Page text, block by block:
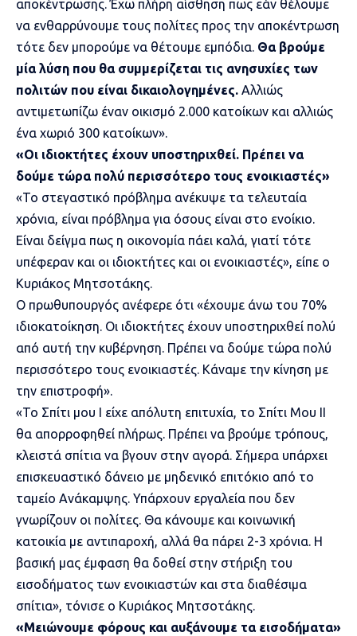
αποκέντρωσης. Έχω πλήρη αίσθηση πως εάν θέλουμε
να ενθαρρύνουμε τους πολίτες προς την αποκέντρωση
τότε δεν μπορούμε να θέτουμε εμπόδια. Θα βρούμε
μία λύση που θα συμμερίζεται τις ανησυχίες των
πολιτών που είναι δικαιολογημένες. Αλλιώς
αντιμετωπίζω έναν οικισμό 2.000 κατοίκων και αλλιώς
ένα χωριό 300 κατοίκων».
«Οι ιδιοκτήτες έχουν υποστηριχθεί. Πρέπει να
δούμε τώρα πολύ περισσότερο τους ενοικιαστές»
«Το στεγαστικό πρόβλημα ανέκυψε τα τελευταία
χρόνια, είναι πρόβλημα για όσους είναι στο ενοίκιο.
Είναι δείγμα πως η οικονομία πάει καλά, γιατί τότε
υπέφεραν και οι ιδιοκτήτες και οι ενοικιαστές», είπε ο
Κυριάκος Μητσοτάκης.
Ο πρωθυπουργός ανέφερε ότι «έχουμε άνω του 70%
ιδιοκατοίκηση. Οι ιδιοκτήτες έχουν υποστηριχθεί πολύ
από αυτή την κυβέρνηση. Πρέπει να δούμε τώρα πολύ
περισσότερο τους ενοικιαστές. Κάναμε την κίνηση με
την επιστροφή».
«Το Σπίτι μου Ι είχε απόλυτη επιτυχία, το Σπίτι Μου ΙΙ
θα απορροφηθεί πλήρως. Πρέπει να βρούμε τρόπους,
κλειστά σπίτια να βγουν στην αγορά. Σήμερα υπάρχει
επισκευαστικό δάνειο με μηδενικό επιτόκιο από το
ταμείο Ανάκαμψης. Υπάρχουν εργαλεία που δεν
γνωρίζουν οι πολίτες. Θα κάνουμε και κοινωνική
κατοικία με αντιπαροχή, αλλά θα πάρει 2-3 χρόνια. Η
βασική μας έμφαση θα δοθεί στην στήριξη του
εισοδήματος των ενοικιαστών και στα διαθέσιμα
σπίτια», τόνισε ο Κυριάκος Μητσοτάκης.
«Μειώνουμε φόρους και αυξάνουμε τα εισοδήματα»